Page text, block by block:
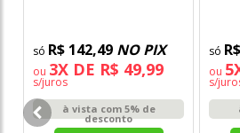
R$ 142,49 NO PIX
ou 3X DE R$ 49,99
s/juros
à vista com 5% de
desconto
ou
s/